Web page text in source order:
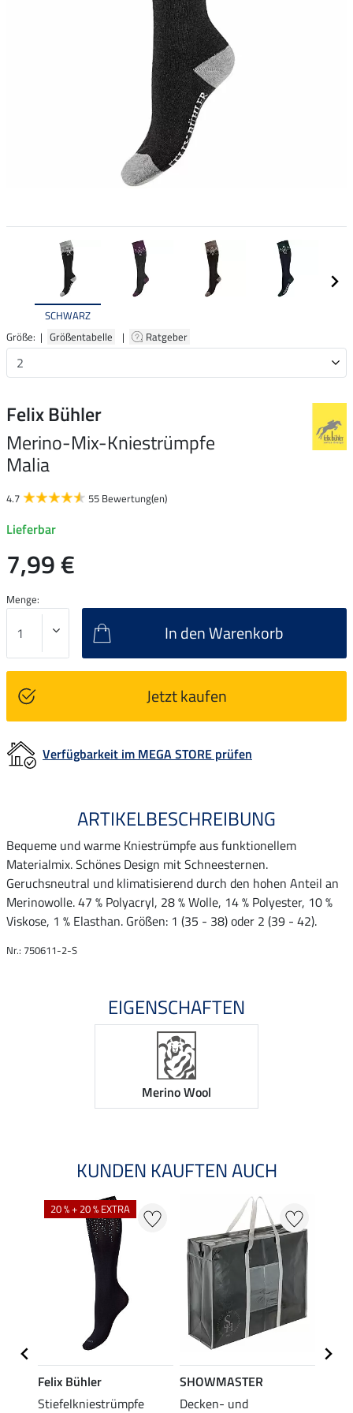
SCHWARZ
Größe: | Größentabelle | Ratgeber
Felix Bühler
Merino-Mix-Kniestrümpfe
Malia
4.7 55 Bewertung(en)
Lieferbar
7,99 €
Menge:
In den Warenkorb
Jetzt kaufen
Verfügbarkeit im MEGA STORE prüfen
ARTIKELBESCHREIBUNG
Bequeme und warme Kniestrümpfe aus funktionellem
Materialmix. Schönes Design mit Schneesternen.
Geruchsneutral und klimatisierend durch den hohen Anteil an
Merinowolle. 47 % Polyacryl, 28 % Wolle, 14 % Polyester, 10 %
Viskose, 1 % Elasthan. Größen: 1 (35 - 38) oder 2 (39 - 42).
Nr.: 750611-2-S
EIGENSCHAFTEN
Merino Wool
KUNDEN KAUFTEN AUCH
20 % + 20 % EXTRA
Felix Bühler
Stiefelkniestrümpfe
SHOWMASTER
Decken- und